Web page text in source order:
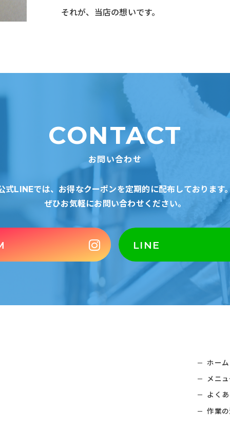
それが、当店の想いです。
CONTACT
お問い合わせ
式LINEでは、お得なクーポンを定期的に配布しております
ぜひお気軽にお問い合わせください。
LINE
ホーム
メニ
よく
作業